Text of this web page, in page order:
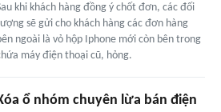
khi khách hàng đồng ý chốt đơn, các đối
sẽ gửi cho khách hàng các đơn hàng
ngoài là vỏ hộp Iphone mới còn bên trong
máy điện thoại cũ, hỏng.
ổ nhóm chuyên lừa bán điện